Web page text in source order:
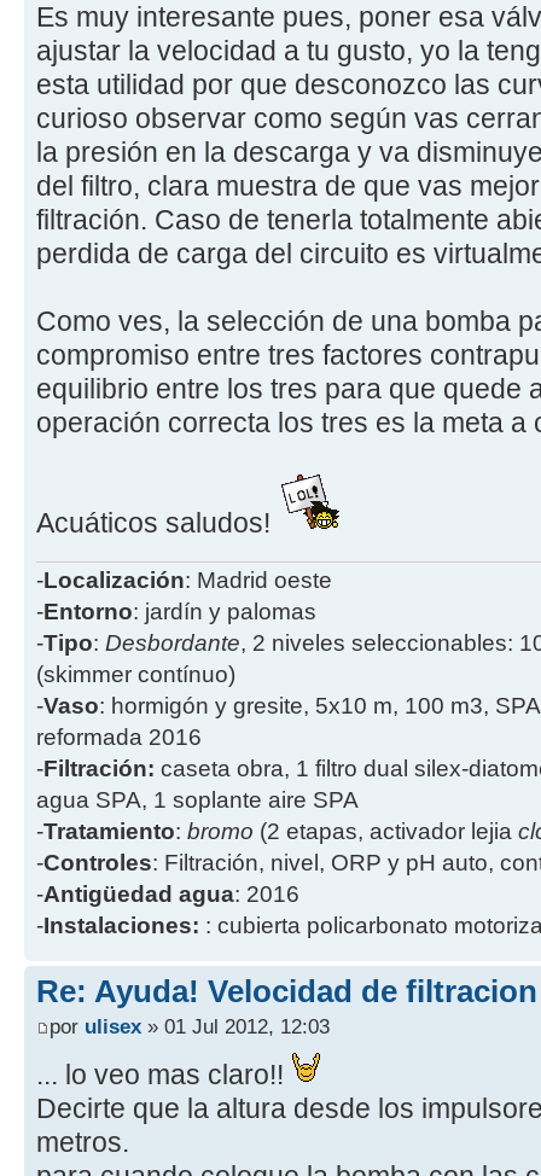
Es muy interesante pues, poner esa
ajustar la velocidad a tu gusto, yo la
esta utilidad por que desconozco las
curioso observar como según vas
la presión en la descarga y va
del filtro, clara muestra de que vas
filtración. Caso de tenerla totalmente
perdida de carga del circuito es
Como ves, la selección de una bomba
compromiso entre tres factores
equilibrio entre los tres para que quede
operación correcta los tres es la meta a
Acuáticos saludos!
-Localización: Madrid oeste
-Entorno: jardín y palomas
-Tipo: Desbordante, 2 niveles seleccionables:
(skimmer contínuo)
-Vaso: hormigón y gresite, 5x10 m, 100 m3,
reformada 2016
-Filtración: caseta obra, 1 filtro dual silex-
agua SPA, 1 soplante aire SPA
-Tratamiento: bromo (2 etapas, activador lejia
-Controles: Filtración, nivel, ORP y pH auto,
-Antigüedad agua: 2016
-Instalaciones: : cubierta policarbonato
Re: Ayuda! Velocidad de
por ulisex » 01 Jul 2012, 12:03
... lo veo mas claro!!
Decirte que la altura desde los
metros.